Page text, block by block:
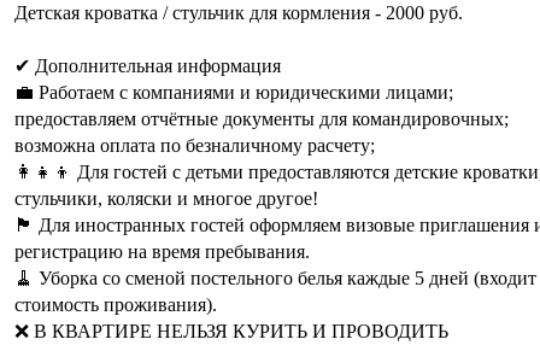
Детская кроватка / стульчик для кормления - 2000 руб.
✔ Дополнительная информация
💼 Работаем с компаниями и юридическими лицами;
предоставляем отчётные документы для командировочных;
возможна оплата по безналичному расчету;
‎‍👩‍👧‍👦 Для гостей с детьми предоставляются детские
стульчики, коляски и многое другое!
🏴 Для иностранных гостей оформляем визовые приглашения
регистрацию на время пребывания.
🧹 Уборка со сменой постельного белья каждые 5 дней (входит
стоимость проживания).
❌ В КВАРТИРЕ НЕЛЬЗЯ КУРИТЬ И ПРОВОДИТЬ